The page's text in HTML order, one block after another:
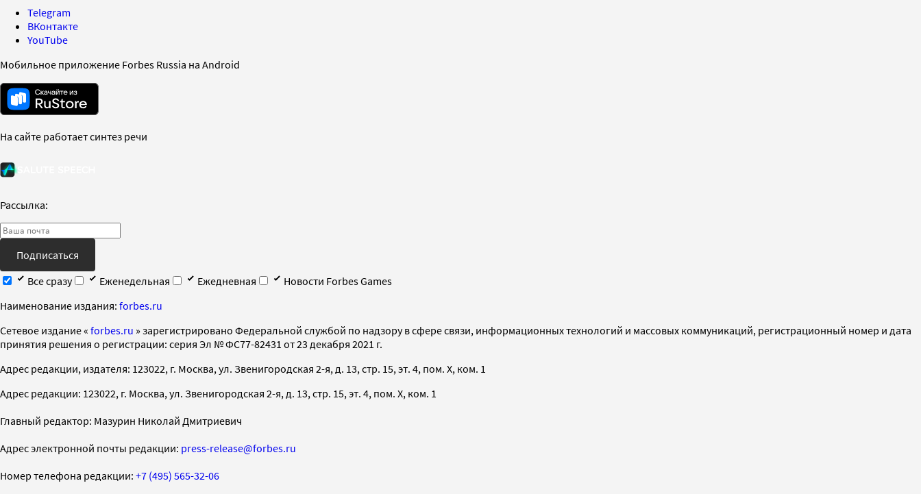
Telegram
ВКонтакте
YouTube
Мобильное приложение Forbes Russia на Android
На сайте работает синтез речи
Рассылка:
Подписаться
Все сразу
Еженедельная Ежедневная
Новости Forbes Games
Наименование издания: forbes.ru
Cетевое издание « forbes.ru » зарегистрировано Федеральной службой по надзору в сфере связи, информационных технологий и массовых коммуникаций, регистрационный номер и дата
принятия решения о регистрации: серия Эл № ФС77-82431 от 23 декабря 2021 г.
Адрес редакции, издателя: 123022, г. Москва, ул. Звенигородская 2-я, д. 13, стр. 15, эт. 4, пом. X, ком. 1
Адрес редакции: 123022, г. Москва, ул. Звенигородская 2-я, д. 13, стр. 15, эт. 4, пом. X, ком. 1
Главный редактор: Мазурин Николай Дмитриевич
Адрес электронной почты редакции: press-release@forbes.ru
Номер телефона редакции: +7 (495) 565-32-06